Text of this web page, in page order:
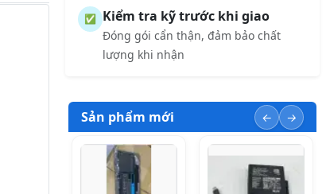
✅ Kiểm tra kỹ trước khi giao
Đóng gói cẩn thận, đảm bảo chất
lượng khi nhận
Sản phẩm mới